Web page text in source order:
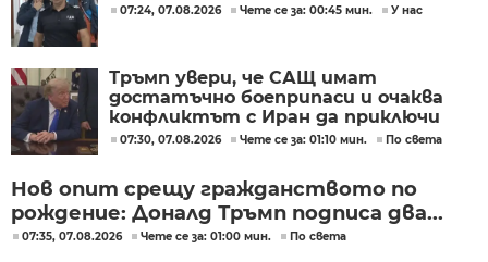
07:24, 07.08.2026 Чете се за: 00:45 мин. У нас
Тръмп увери, че САЩ имат
достатъчно боеприпаси и очаква
конфликтът с Иран да приключи
скоро
07:30, 07.08.2026 Чете се за: 01:10 мин. По света
Нов опит срещу гражданството по
рождение: Доналд Тръмп подписа два...
07:35, 07.08.2026 Чете се за: 01:00 мин. По света